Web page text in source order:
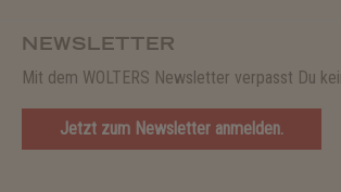
NEWSLETTER
Mit dem WOLTERS Newsletter verpasst Du
Jetzt zum Newsletter anmelden.